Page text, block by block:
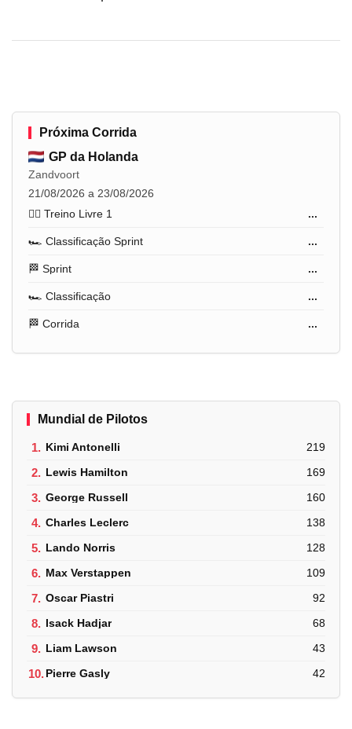
Próxima Corrida
GP da Holanda
Zandvoort
21/08/2026 a 23/08/2026
🏋️‍♂️ Treino Livre 1
...
🏎️ Classificação Sprint ...
🏁 Sprint ...
🏎️ Classificação ...
🏁 Corrida ...
Mundial de Pilotos
1. Kimi Antonelli 219
2. Lewis Hamilton 169
3. George Russell 160
4. Charles Leclerc 138
5. Lando Norris 128
6. Max Verstappen 109
7. Oscar Piastri 92
8. Isack Hadjar 68
9. Liam Lawson 43
10.Pierre Gasly 42